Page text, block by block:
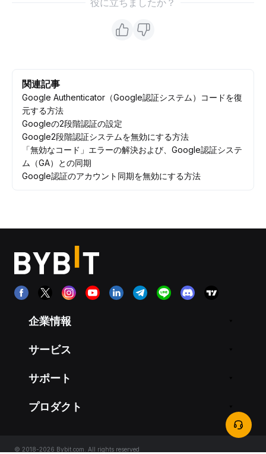
役に立ちましたか？
関連記事
Google Authenticator（Google認証システム）コードを復
元する方法
Googleの2段階認証の設定
Google2段階認証システムを無効にする方法
「無効なコード」エラーの解決および、Google認証システ
ム（GA）との同期
Google認証のアカウント同期を無効にする方法
企業情報
サービス
サポート
プロダクト
© 2018-2026 Bybit.com. All rights reserved